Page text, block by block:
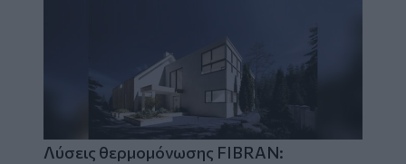
Λύσεις θερμομόνωσης FIBRAN: